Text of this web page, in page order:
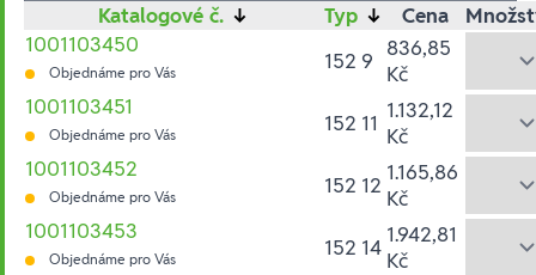
Katalogové č. ↓ Typ ↓ Cena
1001103450
Objednáme pro Vás 152 9 836,85
Kč
1001103451
Objednáme pro Vás 152 11 1.132,12
Kč
1001103452
Objednáme pro Vás 152 12 1.165,86
Kč
1001103453
Objednáme pro Vás 152 14 1.942,81
Kč